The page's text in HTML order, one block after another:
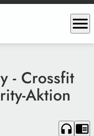
menu
- Crossfit
Aktion
headphones chrome_reader_mode